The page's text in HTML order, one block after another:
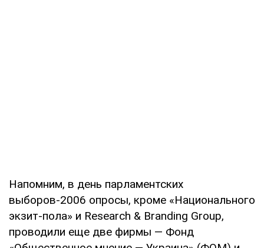
Напомним, в день парламентских
выборов-2006 опросы, кроме «Национального
экзит-пола» и Research & Branding Group,
проводили еще две фирмы — Фонд